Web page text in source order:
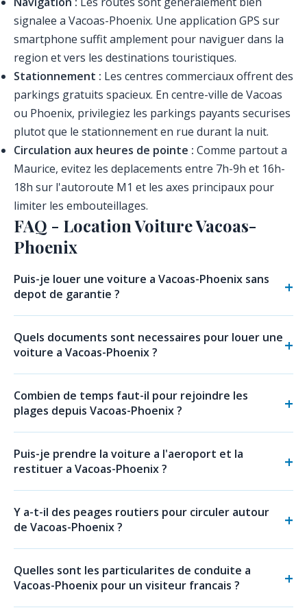
signalee a Vacoas-Phoenix. Une application GPS sur
smartphone suffit amplement pour naviguer dans la
region et vers les destinations touristiques.
Stationnement : Les centres commerciaux offrent des
parkings gratuits spacieux. En centre-ville de Vacoas
ou Phoenix, privilegiez les parkings payants securises
plutot que le stationnement en rue durant la nuit.
Circulation aux heures de pointe : Comme partout a
Maurice, evitez les deplacements entre 7h-9h et 16h-
18h sur l'autoroute M1 et les axes principaux pour
limiter les embouteillages.
FAQ - Location Voiture Vacoas-
Phoenix
Puis-je louer une voiture a Vacoas-Phoenix sans
depot de garantie ?
Quels documents sont necessaires pour louer une
voiture a Vacoas-Phoenix ?
Combien de temps faut-il pour rejoindre les
plages depuis Vacoas-Phoenix ?
Puis-je prendre la voiture a l'aeroport et la
restituer a Vacoas-Phoenix ?
Y a-t-il des peages routiers pour circuler autour
de Vacoas-Phoenix ?
Quelles sont les particularites de conduite a
Vacoas-Phoenix pour un visiteur francais ?